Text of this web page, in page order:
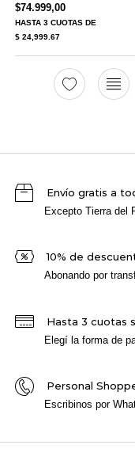
$74.999,00
HASTA 3 CUOTASDE
$ 24,999.67
Envío gratis a
Excepto Tierra del
10% de
Abonando por
Hasta 3 cuotas
Elegí la forma de
Personal
Escribinos por